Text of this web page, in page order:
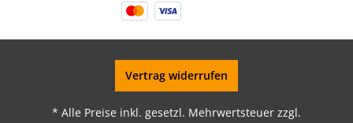
Vertrag widerrufen
* Alle Preise inkl. gesetzl. Mehrwertsteuer zzgl.